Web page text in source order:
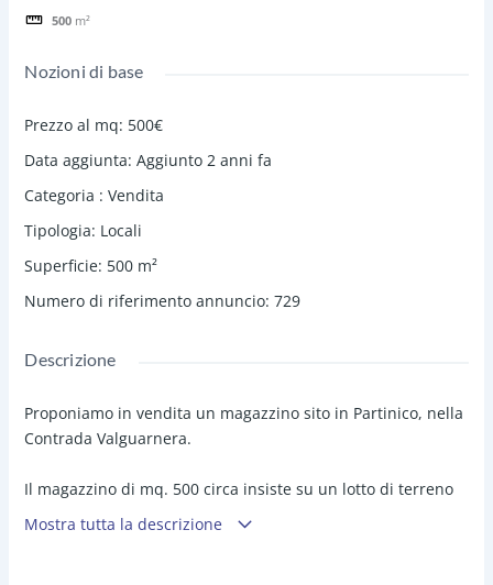
500 m²
Nozioni di base
Prezzo al mq: 500€
Data aggiunta: Aggiunto 2 anni fa
Categoria : Vendita
Tipologia: Locali
Superficie: 500 m²
Numero di riferimento annuncio: 729
Descrizione
Proponiamo in vendita un magazzino sito in Partinico, nella
Contrada Valguarnera.
Il magazzino di mq. 500 circa insiste su un lotto di terreno
di pertinenza di mq. 2.000 non recintato, si trova su strada
Mostra tutta la descrizione